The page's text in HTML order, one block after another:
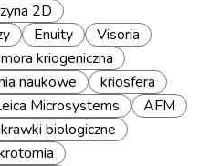
2D
Enuity
Visoria
kriogeniczna
naukowe
kriosfera
Microsystems
AFM
biologiczne